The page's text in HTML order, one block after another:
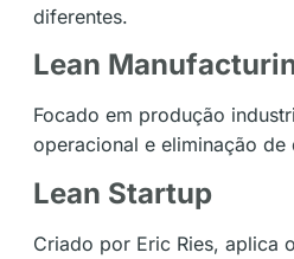
diferentes.
Lean
Focado em produção
operacional e eliminação
Lean Startup
Criado por Eric Ries, aplica